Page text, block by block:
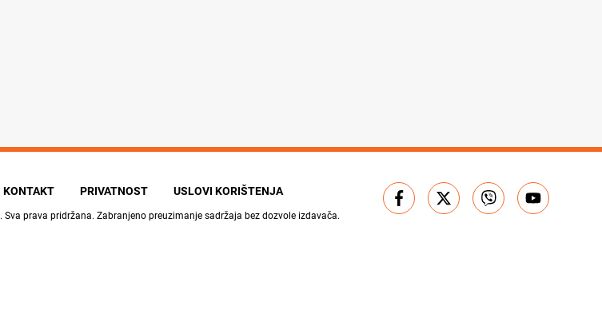
KONTAKT PRIVATNOST USLOVI KORIŠTENJA
. Sva prava pridržana. Zabranjeno preuzimanje sadržaja bez dozvole izdavača.